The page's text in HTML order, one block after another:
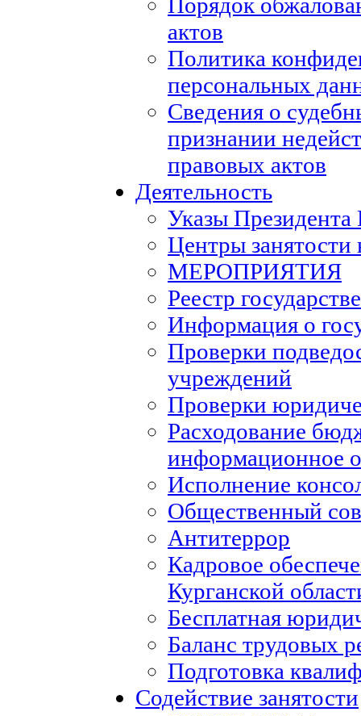
актов
Политика
персональных
Сведения о
признании
правовых актов
Деятельность
Указы
Центры занятости
МЕРОПРИЯТИЯ
Реестр
Информация о
Проверки
учреждений
Проверки
Расходование
информационное
Исполнение
Общественный
Антитеррор
Кадровое
Курганской
Бесплатная
Баланс трудовых
Подготовка
Содействие занятости